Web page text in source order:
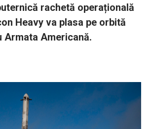
rachetă operațională
Heavy va plasa pe orbită
Armata Americană.